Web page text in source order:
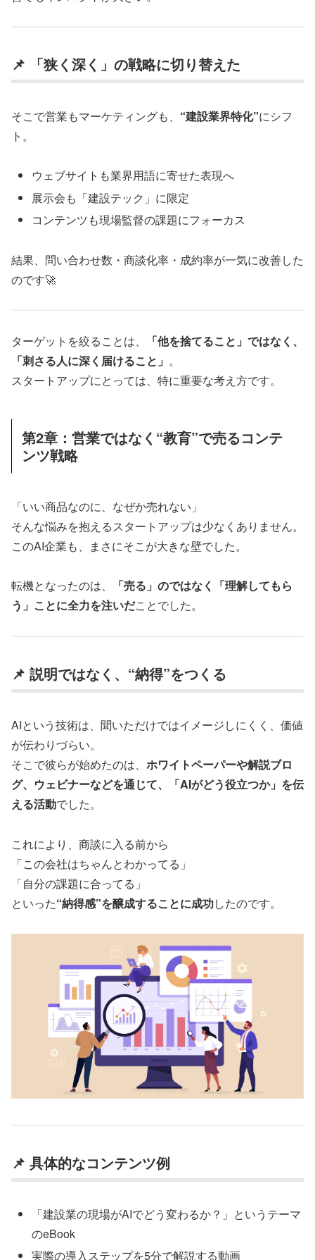
📌 「狭く深く」の戦略に切り替えた
そこで営業もマーケティングも、 “建設業界特化”にシフ
ト。
ウェブサイトも業界用語に寄せた表現へ
展示会も「建設テック」に限定
コンテンツも現場監督の課題にフォーカス
結果、問い合わせ数・商談化率・成約率が一気に改善した
のです🚀
ターゲットを絞ることは、
「他を捨てること」ではなく、
「刺さる人に深く届けること」 。
スタートアップにとっては、特に重要な考え方です。
第2章：営業ではなく“教育”で売るコンテ
ンツ戦略
「いい商品なのに、なぜか売れない」
そんな悩みを抱えるスタートアップは少なくありません。
このAI企業も、まさにそこが大きな壁でした。
転機となったのは、
「売る」のではなく「理解してもら
う」ことに全力を注いだことでした。
📌 説明ではなく、“納得”をつくる
AIという技術は、聞いただけではイメージしにくく、価値
が伝わりづらい。
そこで彼らが始めたのは、 ホワイトペーパーや解説ブロ
グ、ウェビナーなどを通じて、「AIがどう役立つか」を伝
える活動でした。
これにより、商談に入る前から
「この会社はちゃんとわかってる」
「自分の課題に合ってる」
といった“納得感”を醸成することに成功したのです。
📌 具体的なコンテンツ例
「建設業の現場がAIでどう変わるか？」というテーマ
のeBook
実際の導入ステップを5分で解説する動画